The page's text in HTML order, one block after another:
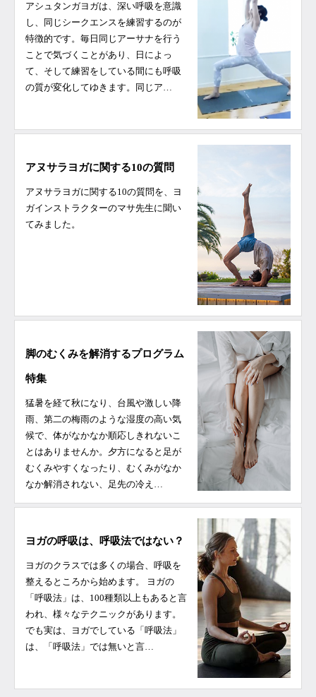
アシュタンガヨガは、深い呼吸を意識
し、同じシークエンスを練習するのが
特徴的です。毎日同じアーサナを行う
ことで気づくことがあり、日によっ
て、そして練習をしている間にも呼吸
の質が変化してゆきます。同じア…
アヌサラヨガに関する10の質問
アヌサラヨガに関する10の質問を、ヨ
ガインストラクターのマサ先生に聞い
てみました。
脚のむくみを解消するプログラム
特集
猛暑を経て秋になり、台風や激しい降
雨、第二の梅雨のような湿度の高い気
候で、体がなかなか順応しきれないこ
とはありませんか。夕方になると足が
むくみやすくなったり、むくみがなか
なか解消されない、足先の冷え…
ヨガの呼吸は、呼吸法ではない？
ヨガのクラスでは多くの場合、呼吸を
整えるところから始めます。 ヨガの
「呼吸法」は、100種類以上もあると言
われ、様々なテクニックがあります。
でも実は、ヨガでしている「呼吸法」
は、「呼吸法」では無いと言…